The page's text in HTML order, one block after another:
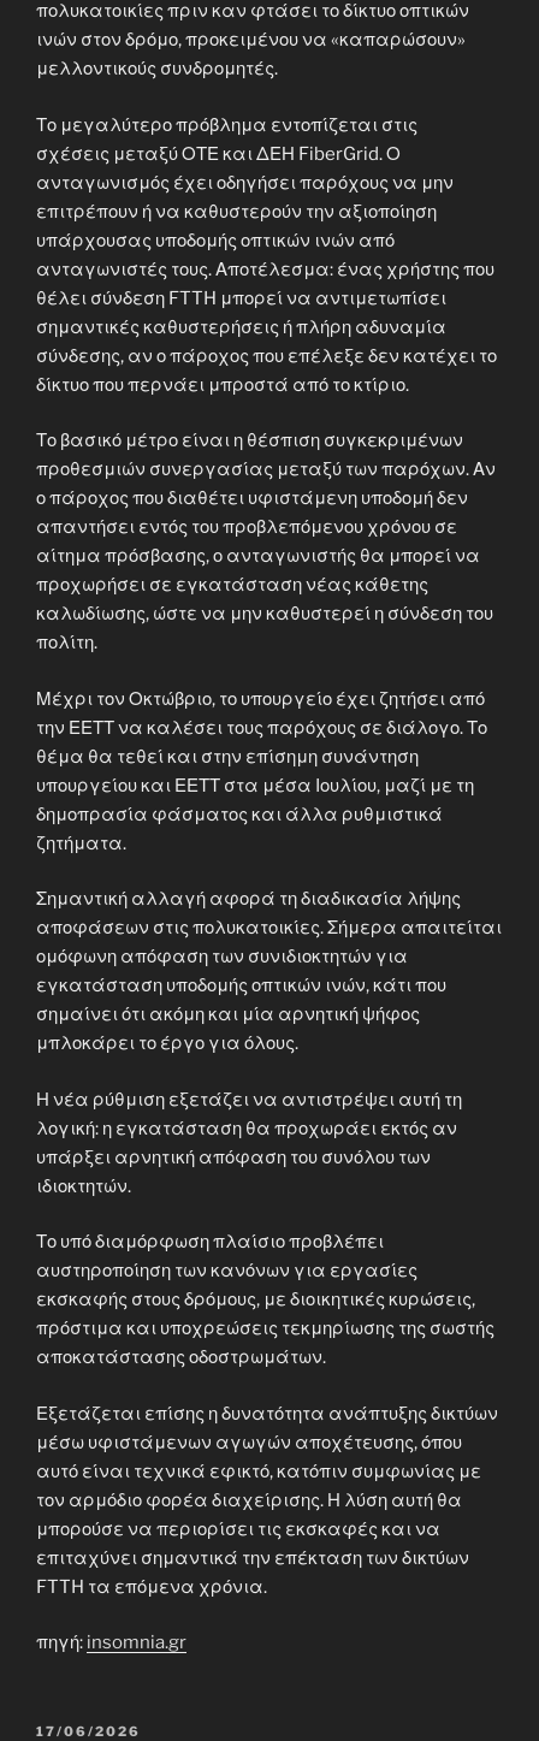
πολυκατοικίες πριν καν φτάσει το δίκτυο οπτικών
ινών στον δρόμο, προκειμένου να «καπαρώσουν»
μελλοντικούς συνδρομητές.
Το μεγαλύτερο πρόβλημα εντοπίζεται στις
σχέσεις μεταξύ ΟΤΕ και ΔΕΗ FiberGrid. Ο
ανταγωνισμός έχει οδηγήσει παρόχους να μην
επιτρέπουν ή να καθυστερούν την αξιοποίηση
υπάρχουσας υποδομής οπτικών ινών από
ανταγωνιστές τους. Αποτέλεσμα: ένας χρήστης που
θέλει σύνδεση FTTH μπορεί να αντιμετωπίσει
σημαντικές καθυστερήσεις ή πλήρη αδυναμία
σύνδεσης, αν ο πάροχος που επέλεξε δεν κατέχει το
δίκτυο που περνάει μπροστά από το κτίριο.
Το βασικό μέτρο είναι η θέσπιση συγκεκριμένων
προθεσμιών συνεργασίας μεταξύ των παρόχων. Αν
ο πάροχος που διαθέτει υφιστάμενη υποδομή δεν
απαντήσει εντός του προβλεπόμενου χρόνου σε
αίτημα πρόσβασης, ο ανταγωνιστής θα μπορεί να
προχωρήσει σε εγκατάσταση νέας κάθετης
καλωδίωσης, ώστε να μην καθυστερεί η σύνδεση του
πολίτη.
Μέχρι τον Οκτώβριο, το υπουργείο έχει ζητήσει από
την ΕΕΤΤ να καλέσει τους παρόχους σε διάλογο. Το
θέμα θα τεθεί και στην επίσημη συνάντηση
υπουργείου και ΕΕΤΤ στα μέσα Ιουλίου, μαζί με τη
δημοπρασία φάσματος και άλλα ρυθμιστικά
ζητήματα.
Σημαντική αλλαγή αφορά τη διαδικασία λήψης
αποφάσεων στις πολυκατοικίες. Σήμερα απαιτείται
ομόφωνη απόφαση των συνιδιοκτητών για
εγκατάσταση υποδομής οπτικών ινών, κάτι που
σημαίνει ότι ακόμη και μία αρνητική ψήφος
μπλοκάρει το έργο για όλους.
Η νέα ρύθμιση εξετάζει να αντιστρέψει αυτή τη
λογική: η εγκατάσταση θα προχωράει εκτός αν
υπάρξει αρνητική απόφαση του συνόλου των
ιδιοκτητών.
Το υπό διαμόρφωση πλαίσιο προβλέπει
αυστηροποίηση των κανόνων για εργασίες
εκσκαφής στους δρόμους, με διοικητικές κυρώσεις,
πρόστιμα και υποχρεώσεις τεκμηρίωσης της σωστής
αποκατάστασης οδοστρωμάτων.
Εξετάζεται επίσης η δυνατότητα ανάπτυξης δικτύων
μέσω υφιστάμενων αγωγών αποχέτευσης, όπου
αυτό είναι τεχνικά εφικτό, κατόπιν συμφωνίας με
τον αρμόδιο φορέα διαχείρισης. Η λύση αυτή θα
μπορούσε να περιορίσει τις εκσκαφές και να
επιταχύνει σημαντικά την επέκταση των δικτύων
FTTH τα επόμενα χρόνια.
πηγή: insomnia.gr
POSTED
17/06/2026